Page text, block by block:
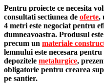
Pentru proiecte ce necesita
consultati sectiunea de oferte,
4 metri este negociat pentru
dumneavoastra. Produsul
precum un materiale
lemnului este necesara
depozitele metalurgice,
obligatorie pentru crearea
pe santier.